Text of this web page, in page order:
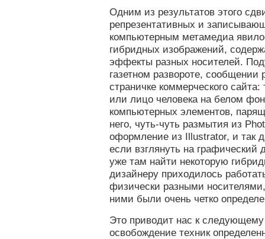
Одним из результатов этого
репрезентативных и
компьютерным метамедиа
гибридных изображений,
эффекты разных носителей.
газетном развороте,
страничке коммерческого
или лицо человека на белом
компьютерных элементов,
него, чуть-чуть размытия из
оформление из Illustrator, и так
если взглянуть на графический
уже там найти некоторую
дизайнеру приходилось
физически разными
ними были очень четко
Это приводит нас к
освобождение техник